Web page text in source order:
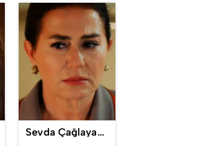
Sevda Çağlayan / Fatma Özden